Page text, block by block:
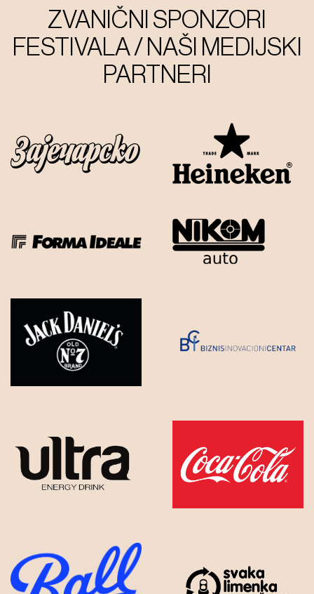
ZVANIČNI SPONZORI
FESTIVALA / NAŠI MEDIJSKI
PARTNERI